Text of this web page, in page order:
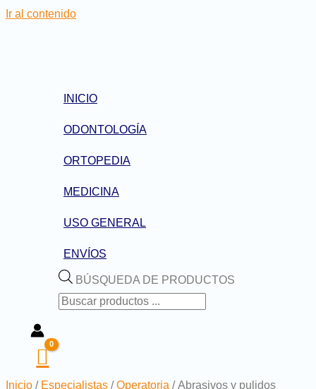
Ir al contenido
INICIO
ODONTOLOGÍA
ORTOPEDIA
MEDICINA
USO GENERAL
ENVÍOS
BÚSQUEDA DE PRODUCTOS
Inicio / Especialistas /Operatoria / Abrasivos y pulidos